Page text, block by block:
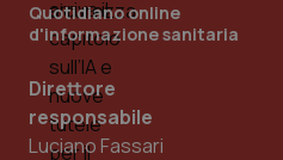
Quotidiano online
d'informazione sanitaria
Direttore
responsabile
Luciano Fassari